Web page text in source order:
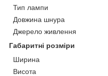
Тип лампи
Довжина шнура
Джерело живлення
Габаритні розміри
Ширина
Висота